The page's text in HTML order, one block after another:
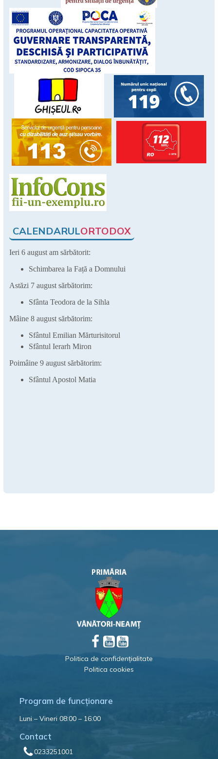
CALENDARULORTODOX
Politica de confidențialitate
Politica cookies
Program de funcționare
Luni – Vineri 08:00 – 16:00
Contact
0233251001